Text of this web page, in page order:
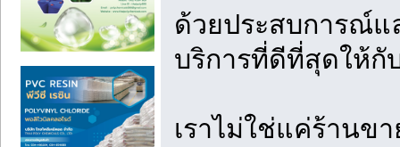
ด้วยประสบการณ์แ
บริการที่ดีที่สุดให้กั
เราไม่ใช่แค่ร้านข